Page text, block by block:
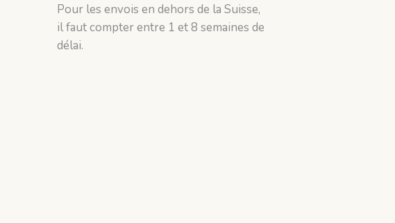
Pour les envois en dehors de la Suisse,
il faut compter entre 1 et 8 semaines de
délai.